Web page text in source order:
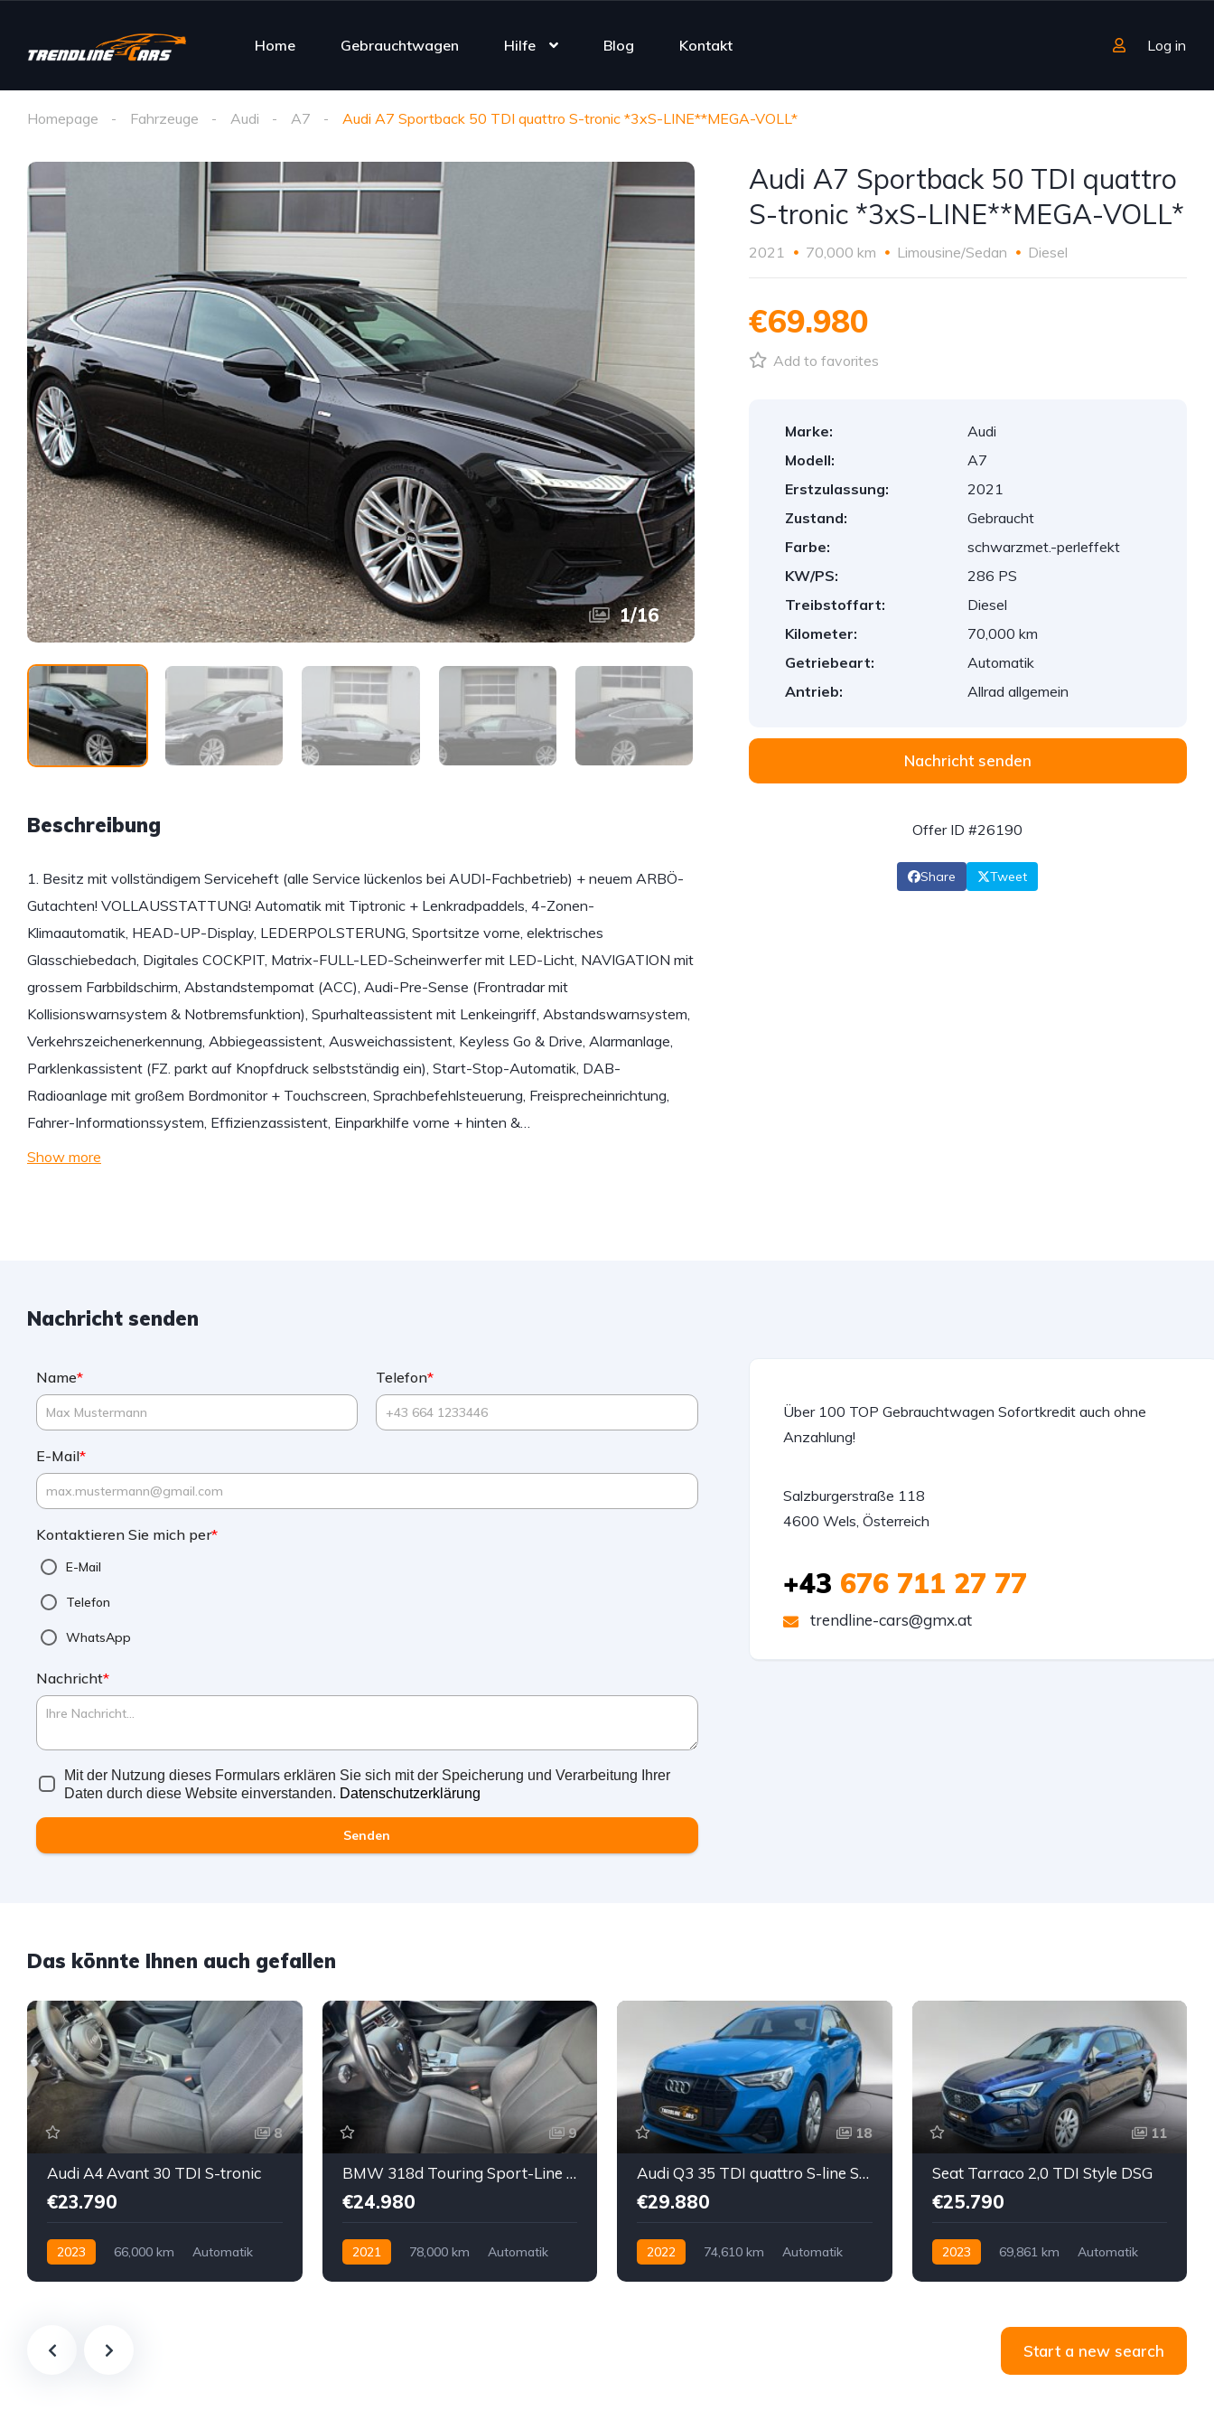
Home Gebrauchtwagen Hilfe Blog Kontakt Log in
Homepage Fahrzeuge Audi A7 Audi A7 Sportback 50 TDI quattro S-tronic *3xS-LINE**MEGA-VOLL*
1/16
Beschreibung
1. Besitz mit vollständigem Serviceheft (alle Service lückenlos bei AUDI-Fachbetrieb) + neuem ARBÖ-
Gutachten! VOLLAUSSTATTUNG! Automatik mit Tiptronic + Lenkradpaddels, 4-Zonen-
Klimaautomatik, HEAD-UP-Display, LEDERPOLSTERUNG, Sportsitze vorne, elektrisches
Glasschiebedach, Digitales COCKPIT, Matrix-FULL-LED-Scheinwerfer mit LED-Licht, NAVIGATION mit
grossem Farbbildschirm, Abstandstempomat (ACC), Audi-Pre-Sense (Frontradar mit
Kollisionswarnsystem & Notbremsfunktion), Spurhalteassistent mit Lenkeingriff, Abstandswarnsystem,
Verkehrszeichenerkennung, Abbiegeassistent, Ausweichassistent, Keyless Go & Drive, Alarmanlage,
Parklenkassistent (FZ. parkt auf Knopfdruck selbstständig ein), Start-Stop-Automatik, DAB-
Radioanlage mit großem Bordmonitor + Touchscreen, Sprachbefehlsteuerung, Freisprecheinrichtung,
Fahrer-Informationssystem, Effizienzassistent, Einparkhilfe vorne + hinten &…
Show more
Audi A7 Sportback 50 TDI quattro
S-tronic *3xS-LINE**MEGA-VOLL*
2021 70,000 km Limousine/Sedan Diesel
€69.980
Add to favorites
Marke:
Audi
Modell:
A7
Erstzulassung:
2021
Zustand:
Gebraucht
Farbe:
schwarzmet.-perleffekt
KW/PS:
286 PS
Treibstoffart:
Diesel
Kilometer:
70,000 km
Getriebeart:
Automatik
Antrieb:
Allrad allgemein
Nachricht senden
Offer ID #26190
Share Tweet
Nachricht senden
Name* Telefon*
E-Mail*
Kontaktieren Sie mich per*
E-Mail
Telefon
WhatsApp
Nachricht*
Mit der Nutzung dieses Formulars erklären Sie sich mit der Speicherung und Verarbeitung Ihrer
Daten durch diese Website einverstanden. Datenschutzerklärung
Senden
Über 100 TOP Gebrauchtwagen Sofortkredit auch ohne
Anzahlung!
Salzburgerstraße 118
4600 Wels, Österreich
+43 676 711 27 77
trendline-cars@gmx.at
Das könnte Ihnen auch gefallen
8
Audi A4 Avant 30 TDI S-tronic
€23.790
2023 66,000 km
Automatik
9
BMW 318d Touring Sport-Line Aut.
€24.980
2021 78,000 km
Automatik
18
Audi Q3 35 TDI quattro S-line S-tronic
€29.880
2022 74,610 km
Automatik
11
Seat Tarraco 2,0 TDI Style DSG
€25.790
2023 69,861 km
Automatik
Start a new search